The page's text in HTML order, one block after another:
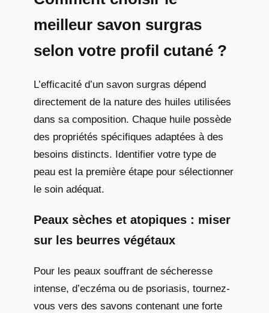
meilleur savon surgras
selon votre profil cutané ?
L’efficacité d’un savon surgras dépend
directement de la nature des huiles utilisées
dans sa composition. Chaque huile possède
des propriétés spécifiques adaptées à des
besoins distincts. Identifier votre type de
peau est la première étape pour sélectionner
le soin adéquat.
Peaux sèches et atopiques : miser
sur les beurres végétaux
Pour les peaux souffrant de sécheresse
intense, d’eczéma ou de psoriasis, tournez-
vous vers des savons contenant une forte